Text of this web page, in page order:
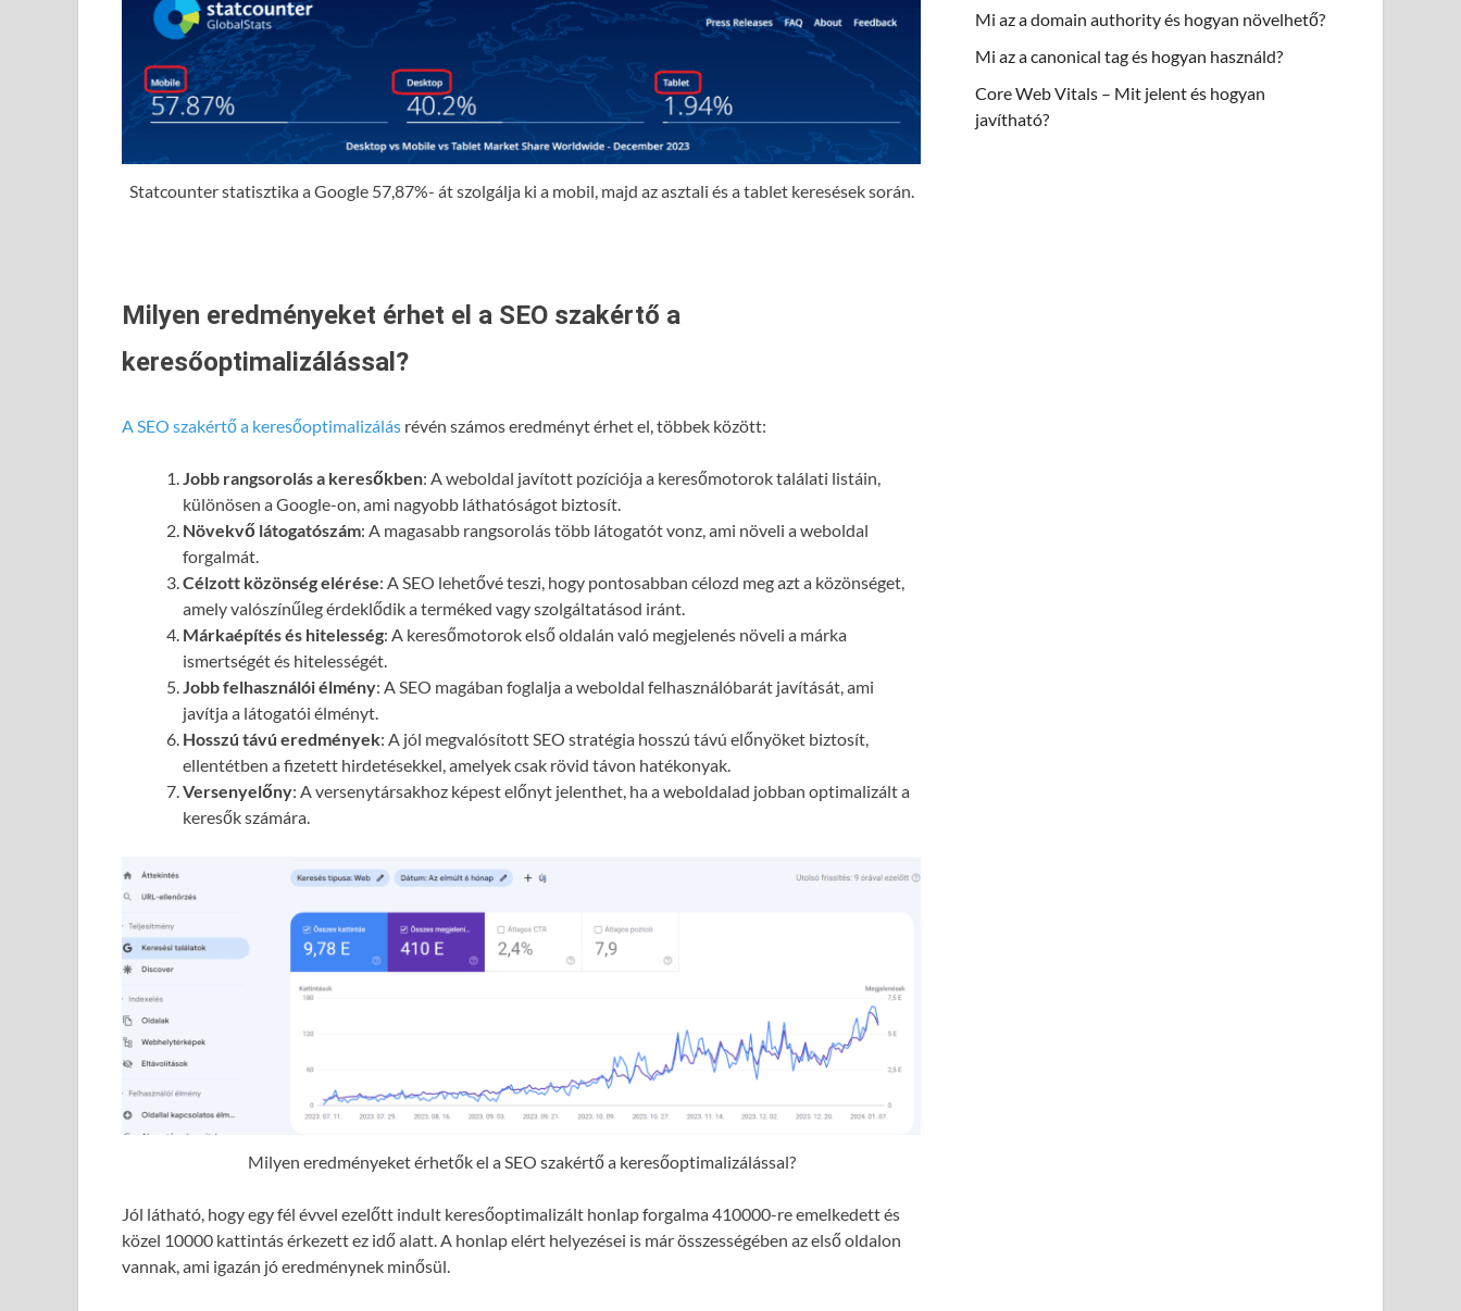
Statcounter statisztika a Google 57,87%- át szolgálja ki a mobil, majd az asztali és a tablet keresések során.
Milyen eredményeket érhet el a SEO szakértő a
keresőoptimalizálással?
A SEO szakértő a keresőoptimalizálás révén számos eredményt érhet el, többek között:
Jobb rangsorolás a keresőkben: A weboldal javított pozíciója a keresőmotorok találati listáin,
különösen a Google-on, ami nagyobb láthatóságot biztosít.
Növekvő látogatószám: A magasabb rangsorolás több látogatót vonz, ami növeli a weboldal
forgalmát.
Célzott közönség elérése: A SEO lehetővé teszi, hogy pontosabban célozd meg azt a közönséget,
amely valószínűleg érdeklődik a terméked vagy szolgáltatásod iránt.
Márkaépítés és hitelesség: A keresőmotorok első oldalán való megjelenés növeli a márka
ismertségét és hitelességét.
Jobb felhasználói élmény: A SEO magában foglalja a weboldal felhasználóbarát javítását, ami
javítja a látogatói élményt.
Hosszú távú eredmények: A jól megvalósított SEO stratégia hosszú távú előnyöket biztosít,
ellentétben a fizetett hirdetésekkel, amelyek csak rövid távon hatékonyak.
Versenyelőny: A versenytársakhoz képest előnyt jelenthet, ha a weboldalad jobban optimalizált a
keresők számára.
Milyen eredményeket érhetők el a SEO szakértő a keresőoptimalizálással?
Jól látható, hogy egy fél évvel ezelőtt indult keresőoptimalizált honlap forgalma 410000-re emelkedett és
közel 10000 kattintás érkezett ez idő alatt. A honlap elért helyezései is már összességében az első oldalon
vannak, ami igazán jó eredménynek minősül.
Mi az a domain authority és hogyan növelhető?
Mi az a canonical tag és hogyan használd?
Core Web Vitals – Mit jelent és hogyan
javítható?